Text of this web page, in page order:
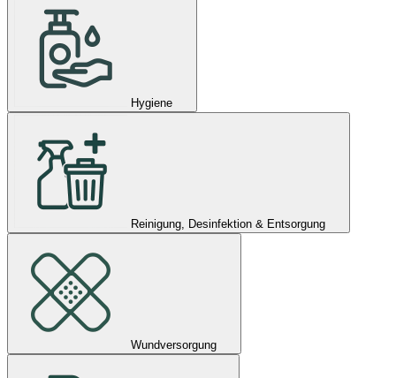
Hygiene
Reinigung, Desinfektion & Entsorgung
Wundversorgung